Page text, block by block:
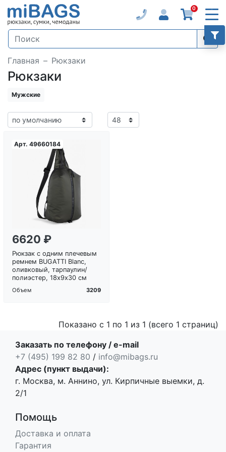
0
Главная Рюкзаки
Рюкзаки
Мужские
Арт. 49660184
Загрузка...
6620 ₽
Рюкзак с одним плечевым
ремнем BUGATTI Blanc,
оливковый, тарпаулин/
полиэстер, 18х9х30 см
Объем 3209
Показано с 1 по 1 из 1 (всего 1 страниц)
Заказать по телефону / e-mail
+7 (495) 199 82 80 / info@mibags.ru
Адрес (пункт выдачи):
г. Москва, м. Аннино, ул. Кирпичные выемки, д.
2/1
Помощь
Доставка и оплата
Гарантия